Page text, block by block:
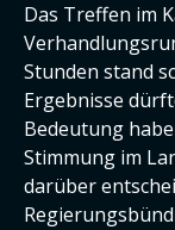
Das Treffen im
Stunden stand
Ergebnisse
Bedeutung
Stimmung im
darüber